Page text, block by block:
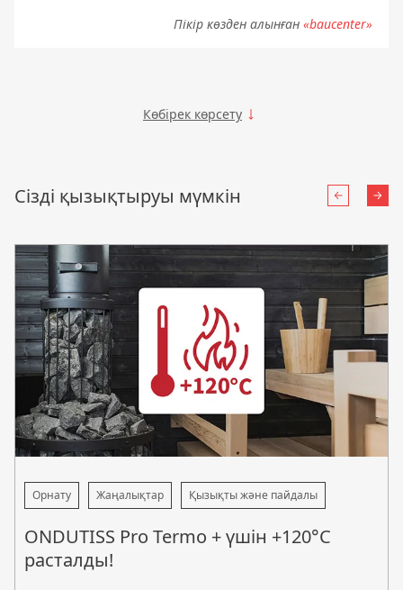
Пікір көзден алынған «baucenter»
Көбірек көрсету
Сізді қызықтыруы мүмкін Артқа
Орнату Жаңалықтар Қызықты және пайдалы
ONDUTISS Pro Termo + үшін +120°C
расталды!